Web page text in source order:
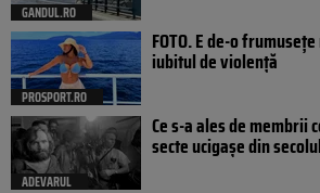
GANDUL.RO
PROSPORT.RO
FOTO. E de-o
iubitul de violență
ADEVARUL
Ce s-a ales de membrii
secte ucigașe din